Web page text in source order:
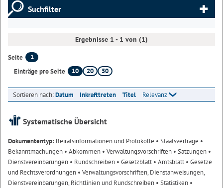
Suchfilter
Ergebnisse 1 - 1 von (1)
Seite
1
Einträge pro Seite
10 20 50
Sortieren nach:Datum Inkrafttreten Titel Relevanz
Systematische Übersicht
Dokumententyp: Beiratsinformationen und Protokolle • Staatsverträge •
Bekanntmachungen • Abkommen • Verwaltungsvorschriften • Satzungen •
Dienstvereinbarungen • Rundschreiben • Gesetzblatt• Amtsblatt• Gesetze
und Rechtsverordnungen • Verwaltungsvorschriften, Dienstanweisungen,
Dienstvereinbarungen, Richtlinien und Rundschreiben • Statistiken •